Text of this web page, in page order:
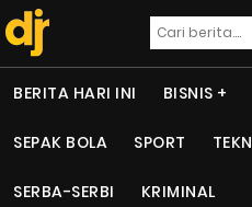
BERITA HARI INI BISNIS
SEPAK BOLA SPORT
SERBA-SERBI KRIMINAL